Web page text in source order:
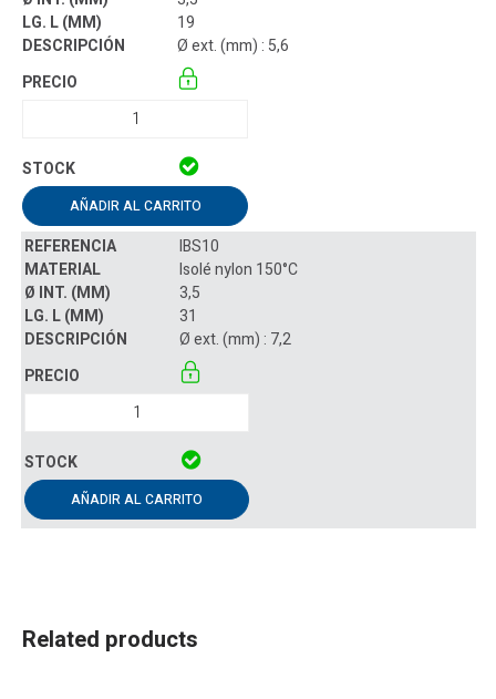
19
Ø ext. (mm) : 5,6
AÑADIR AL CARRITO
IBS10
Isolé nylon 150°C
3,5
31
Ø ext. (mm) : 7,2
AÑADIR AL CARRITO
Related products